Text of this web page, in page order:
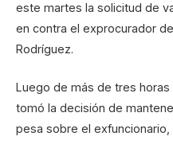
este martes la solicitud de
en contra el exprocurador
Rodríguez.
Luego de más de tres
tomó la decisión de
pesa sobre el